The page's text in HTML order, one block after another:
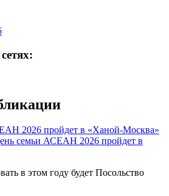
семьи АСЕАН 2026 пройдет в
в этом году будет Посольство